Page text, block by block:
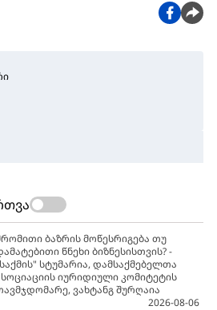
ბაზრის მოწესრიგება თუ
წნეხი ბიზნესისთვის? -
სტუმარია, დამსაქმებელთა
იურიდიული კომიტეტის
ვახტანგ შურღაია
2026-08-06